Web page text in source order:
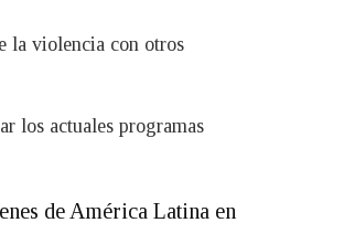
la violencia con otros
los actuales programas
de América Latina en